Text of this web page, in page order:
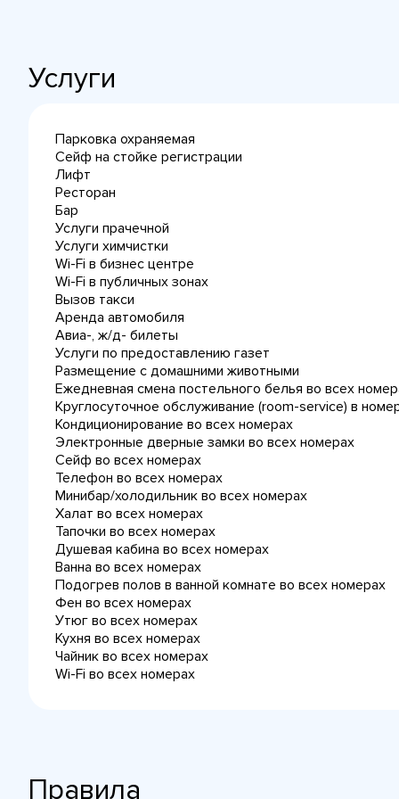
Услуги
Парковка охраняемая
Сейф на стойке регистрации
Лифт
Ресторан
Бар
Услуги прачечной
Услуги химчистки
Wi-Fi в бизнес центре
Wi-Fi в публичных зонах
Вызов такси
Аренда автомобиля
Авиа-, ж/д- билеты
Услуги по предоставлению газет
Размещение с домашними животными
Ежедневная cмена постельного белья во всех
Круглосуточное обслуживание (room-service) в
Кондиционирование во всех номерах
Электронные дверные замки во всех номерах
Сейф во всех номерах
Телефон во всех номерах
Минибар/холодильник во всех номерах
Халат во всех номерах
Тапочки во всех номерах
Душевая кабина во всех номерах
Ванна во всех номерах
Подогрев полов в ванной комнате во всех номерах
Фен во всех номерах
Утюг во всех номерах
Кухня во всех номерах
Чайник во всех номерах
Wi-Fi во всех номерах
Правила